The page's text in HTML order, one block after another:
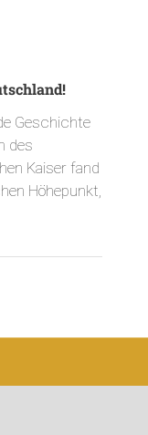
Geschichte
des
Kaiser fand
Höhepunkt,